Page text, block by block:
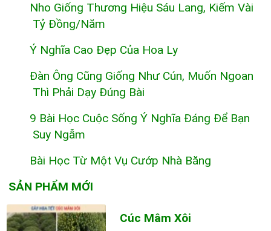
Nho Giống Thương Hiệu Sáu Lang, Kiếm Vài
Tỷ Đồng/năm
Ý Nghĩa Cao Đẹp Của Hoa Ly
Đàn Ông Cũng Giống Như Cún, Muốn Ngoan
Thì Phải Dạy Đúng Bài
9 Bài Học Cuộc Sống Ý Nghĩa Đáng Để Bạn
Suy Ngẫm
Bài Học Từ Một Vụ Cướp Nhà Băng
SẢN PHẨM MỚI
Cúc Mâm Xôi